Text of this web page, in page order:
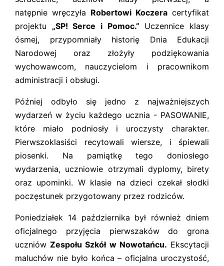
natępnie wręczyła Robertowi Koczera certyfikat
projektu „SP! Serce i Pomoc.” Uczennice klasy
ósmej, przypomniały historię Dnia Edukacji
Narodowej oraz złożyły podziękowania
wychowawcom, nauczycielom i pracownikom
administracji i obsługi.
Później odbyło się jedno z najważniejszych
wydarzeń w życiu każdego ucznia - PASOWANIE,
które miało podniosły i uroczysty charakter.
Pierwszoklasiści recytowali wiersze, i śpiewali
piosenki. Na pamiątkę tego doniosłego
wydarzenia, uczniowie otrzymali dyplomy, birety
oraz upominki. W klasie na dzieci czekał słodki
poczęstunek przygotowany przez rodziców.
Poniedziałek 14 października był również dniem
oficjalnego przyjęcia pierwszaków do grona
uczniówZespołu Szkół w Nowotańcu. Ekscytacji
maluchów nie było końca – oficjalna uroczystość,